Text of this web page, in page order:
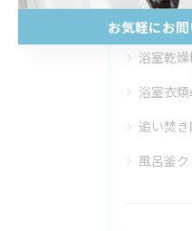
洗濯機
浴室乾
浴室衣
追い焚
風呂釜
お気軽にお
お気軽にお